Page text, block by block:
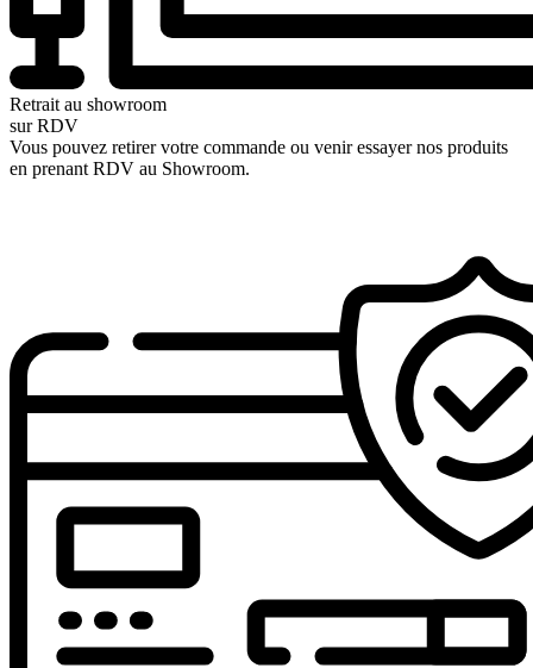
Retrait au showroom
sur RDV
Vous pouvez retirer votre commande ou venir essayer nos produits
en prenant RDV au Showroom.